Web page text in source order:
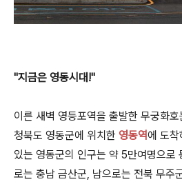
"지금은 영동시대!"
이른 새벽 영등포역을 출발한 무궁화
청북도 영동군에 위치한 영동역에 도착
있는 영동군의 인구는 약 5만여명으로
로는 충남 금산군, 남으로는 전북 무주